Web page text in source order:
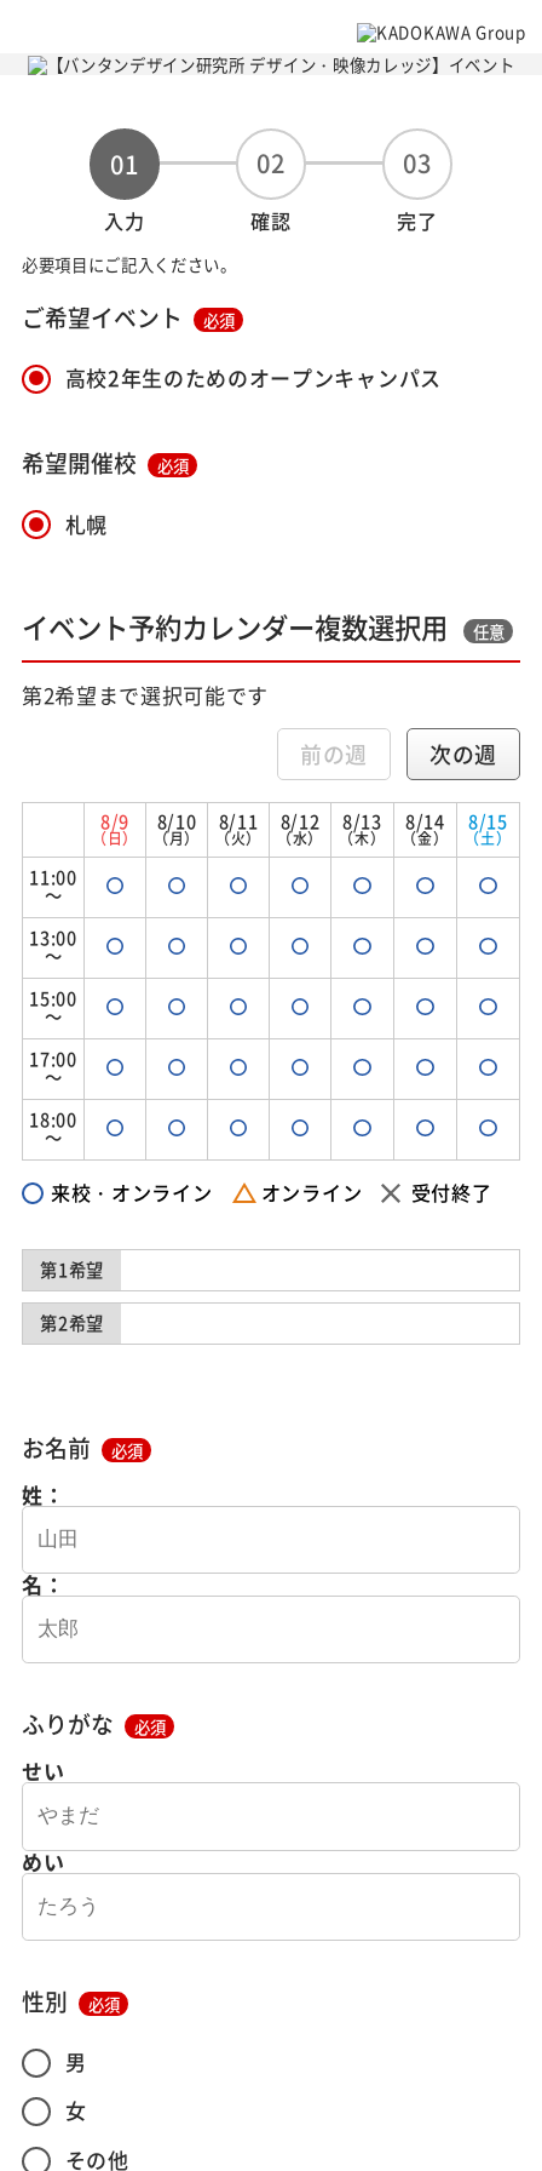
01
入力
02
確認
03
完了
必要項目にご記入ください。
ご希望イベント 必須
高校2年生のためのオープンキャンパス
希望開催校 必須
札幌
イベント予約カレンダー複数選択用 任意
第2希望まで選択可能です
前の週 次の週
8/9
（日）
8/10
（月）
8/11
（火）
8/12
（水）
8/13
（木）
8/14
（金）
8/15
（土）
11:00
～
13:00
～
15:00
～
17:00
～
18:00
～
来校・オンライン オンライン 受付終了
第1希望
第2希望
お名前 必須
姓：
名：
ふりがな 必須
せい
めい
性別 必須
男
女
その他